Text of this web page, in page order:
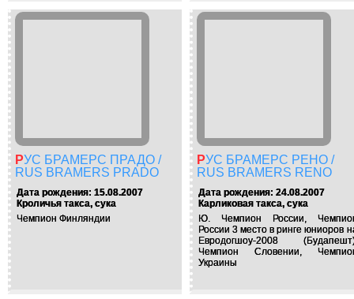
Интерчемпион
РУС БРАМЕРС ПРАДО /
RUS BRAMERS PRADO
Дата рождения: 15.08.2007
Кроличья такса, сука
Чемпион Финляндии
РУС БРАМЕРС РЕНО /
RUS BRAMERS RENO
Дата рождения: 24.08.2007
Карликовая такса, сука
Ю. Чемпион России,
России 3 место в ринге юниоров
Евродогшоу-2008
Чемпион Словении,
Украины